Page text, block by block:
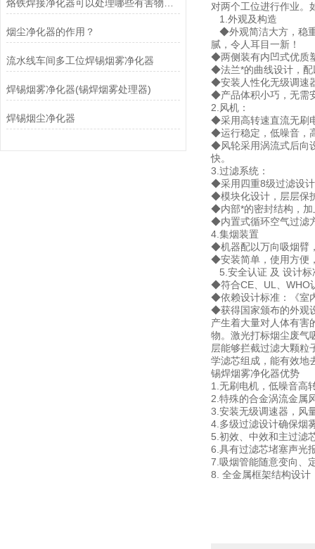
烟尘净化器的作用？
流水线车间多工位焊锡烟雾净化器
焊锡烟雾净化器(锡焊烟雾处理器)
焊锡烟尘净化器
对两个工位进行作业。
1.外观及构造
◆外观简洁大方，稳
腻，令人耳目一新！
◆两侧装有内凹式优质
◆法兰*的曲线设计，配
◆安装人性化无级调速
◆产品体积小巧，无需
2.风机：
◆采用高转速直流无刷
◆运行稳定，低噪音，
◆风轮采用涡流式后向
快。
3.过滤系统：
◆采用四重8级过滤设
◆模块化设计，层层保
◆内部*的密封结构，加
◆内置式循环空气过滤
4.集烟装置
◆机器配以万向吸烟臂
◆安装简单，使用方便
5.安全认证 及 设计标
◆符合CE、UL、WHO
◆依赖设计标准：《室
◆获得国家颁布的外观
产生着大量对人体有害
物。激光打标烟尘废气
层能够拦截过滤大颗粒
学滤芯组成，能有效地
锡焊烟雾净化器优势
1.无刷电机，低噪音高
2.特殊的合金涡流金属
3.安装无级调速器，风
4.多级过滤设计确保烟
5.初效、中效和主过滤
6.具有过滤芯堵塞声光
7.吸烟管能随意变向、
8. 全金属框架结构设计